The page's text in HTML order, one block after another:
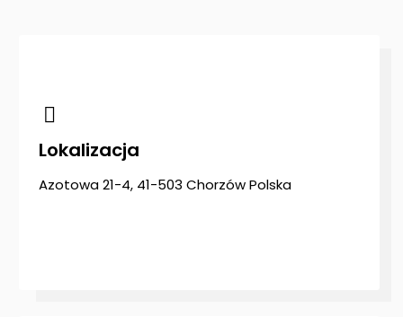
Lokalizacja
Azotowa 21-4, 41-503 Chorzów Polska